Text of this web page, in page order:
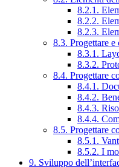
8.2.1.
8.2.2.
8.2.3.
8.3. Progettare e
8.3.1.
8.3.2.
8.4. Progettare
8.4.1.
8.4.2.
8.4.3.
8.4.4.
8.5. Progettare
8.5.1.
8.5.2. I
9. Sviluppo